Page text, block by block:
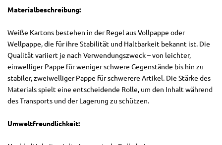
Materialbeschreibung:
Weiße Kartons bestehen in der Regel aus Vollpappe oder
Wellpappe, die für ihre Stabilität und Haltbarkeit bekannt ist. Die
Qualität variiert je nach Verwendungszweck – von leichter,
einwelliger Pappe für weniger schwere Gegenstände bis hin zu
stabiler, zweiwelliger Pappe für schwerere Artikel. Die Stärke des
Materials spielt eine entscheidende Rolle, um den Inhalt während
des Transports und der Lagerung zu schützen.
Umweltfreundlichkeit: